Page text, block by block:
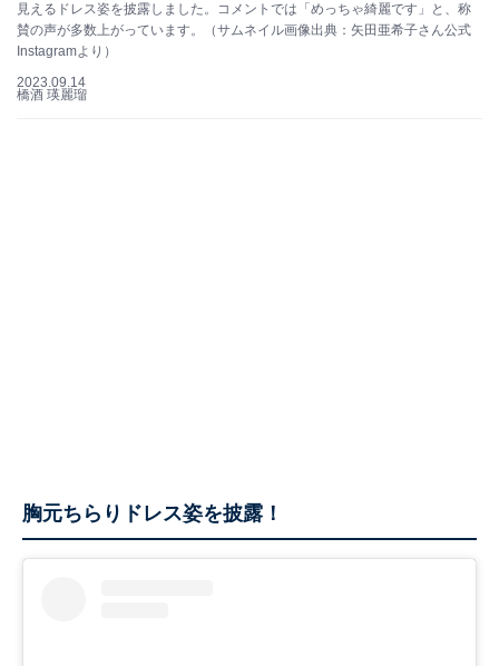
見えるドレス姿を披露しました。コメントでは「めっちゃ綺麗です」と、称
賛の声が多数上がっています。（サムネイル画像出典：矢田亜希子さん公式
Instagramより）
2023.09.14
橋酒 瑛麗瑠
胸元ちらりドレス姿を披露！